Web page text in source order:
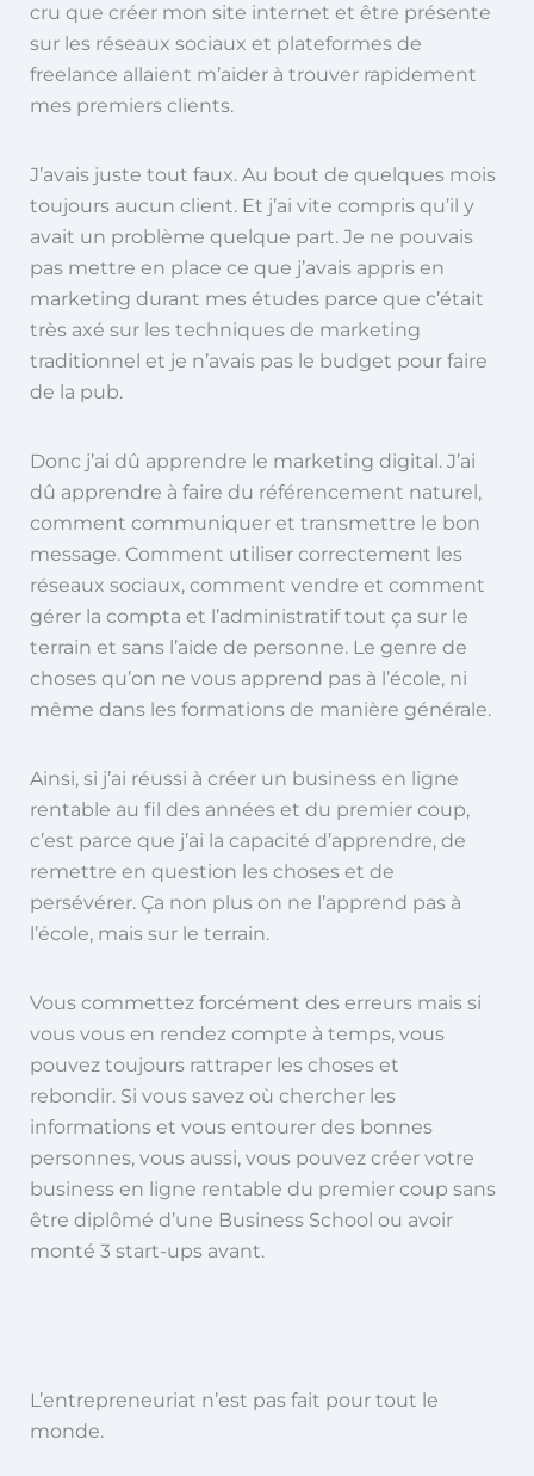
cru que créer mon site internet et être présente
sur les réseaux sociaux et plateformes de
freelance allaient m’aider à trouver rapidement
mes premiers clients.
J’avais juste tout faux. Au bout de quelques mois
toujours aucun client. Et j’ai vite compris qu’il y
avait un problème quelque part. Je ne pouvais
pas mettre en place ce que j’avais appris en
marketing durant mes études parce que c’était
très axé sur les techniques de marketing
traditionnel et je n’avais pas le budget pour faire
de la pub.
Donc j’ai dû apprendre le marketing digital. J’ai
dû apprendre à faire du référencement naturel,
comment communiquer et transmettre le bon
message. Comment utiliser correctement les
réseaux sociaux, comment vendre et comment
gérer la compta et l’administratif tout ça sur le
terrain et sans l’aide de personne. Le genre de
choses qu’on ne vous apprend pas à l’école, ni
même dans les formations de manière générale.
Ainsi, si j’ai réussi à créer un business en ligne
rentable au fil des années et du premier coup,
c’est parce que j’ai la capacité d’apprendre, de
remettre en question les choses et de
persévérer. Ça non plus on ne l’apprend pas à
l’école, mais sur le terrain.
Vous commettez forcément des erreurs mais si
vous vous en rendez compte à temps, vous
pouvez toujours rattraper les choses et
rebondir. Si vous savez où chercher les
informations et vous entourer des bonnes
personnes, vous aussi, vous pouvez créer votre
business en ligne rentable du premier coup sans
être diplômé d’une Business School ou avoir
monté 3 start-ups avant.
L’entrepreneuriat n’est pas fait pour tout le
monde.